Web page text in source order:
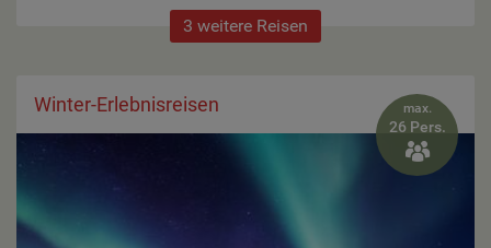
3 weitere Reisen
max.
26 Pers.

Winter-Erlebnisreisen